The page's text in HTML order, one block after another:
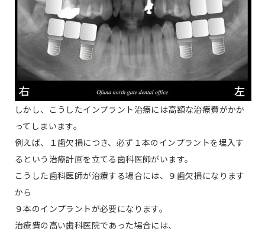
しかし、こうしたインプラント治療には高額な治療費がかか
ってしまいます。
例えば、１歯欠損につき、必ず１本のインプラントを埋入す
るという治療計画を立てる歯科医師がいます。
こうした歯科医師が治療する場合には、９歯欠損になります
から
９本のインプラントが必要になります。
治療費の高い歯科医院であった場合には、